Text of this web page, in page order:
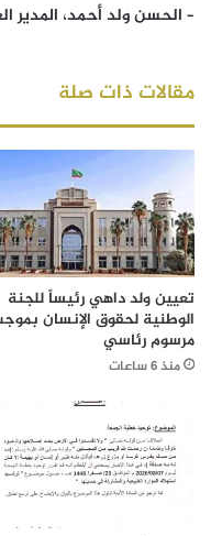
– الحسن ولد أحمد، المدير
مقالات ذات صلة
تعيين ولد داهي رئيساً للجنة
الوطنية لحقوق الإنسان
مرسوم رئاسي
منذ 6 ساعات